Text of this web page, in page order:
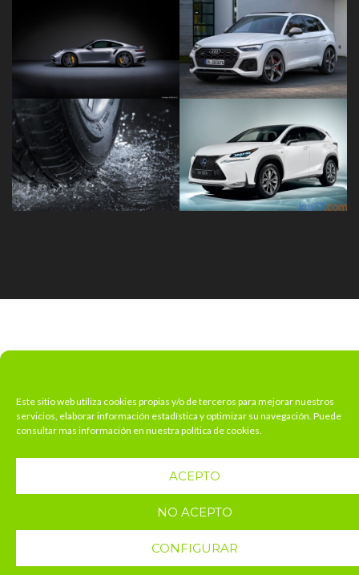
Este sitio web utiliza cookies propias y/o de terceros para mejorar nuestros
servicios, elaborar información estadística y optimizar su navegación. Puede
consultar mas información en nuestra política de cookies.
ACEPTO
NO ACEPTO
CONFIGURAR